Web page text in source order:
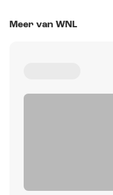
Meer van WNL